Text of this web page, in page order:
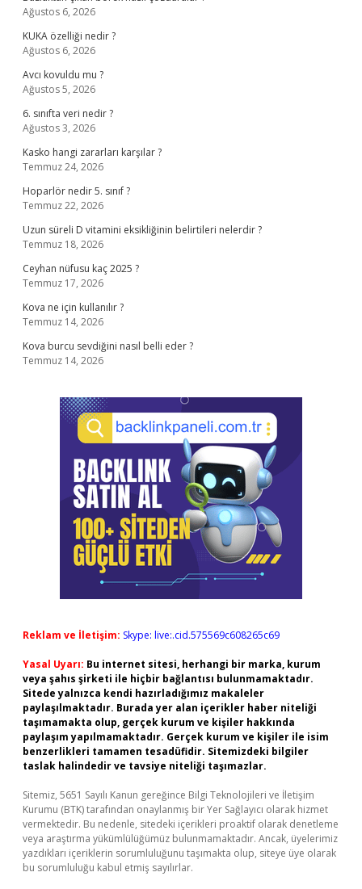
Ağustos 6, 2026
KUKA özelliği nedir ?
Ağustos 6, 2026
Avcı kovuldu mu ?
Ağustos 5, 2026
6. sınıfta veri nedir ?
Ağustos 3, 2026
Kasko hangi zararları karşılar ?
Temmuz 24, 2026
Hoparlör nedir 5. sınıf ?
Temmuz 22, 2026
Uzun süreli D vitamini eksikliğinin belirtileri nelerdir ?
Temmuz 18, 2026
Ceyhan nüfusu kaç 2025 ?
Temmuz 17, 2026
Kova ne için kullanılır ?
Temmuz 14, 2026
Kova burcu sevdiğini nasıl belli eder ?
Temmuz 14, 2026
Reklam ve İletişim: Skype: live:.cid.575569c608265c69
Yasal Uyarı: Bu internet sitesi, herhangi bir marka, kurum
veya şahıs şirketi ile hiçbir bağlantısı bulunmamaktadır.
Sitede yalnızca kendi hazırladığımız makaleler
paylaşılmaktadır. Burada yer alan içerikler haber niteliği
taşımamakta olup, gerçek kurum ve kişiler hakkında
paylaşım yapılmamaktadır. Gerçek kurum ve kişiler ile isim
benzerlikleri tamamen tesadüfidir. Sitemizdeki bilgiler
taslak halindedir ve tavsiye niteliği taşımazlar.
Sitemiz, 5651 Sayılı Kanun gereğince Bilgi Teknolojileri ve İletişim
Kurumu (BTK) tarafından onaylanmış bir Yer Sağlayıcı olarak hizmet
vermektedir. Bu nedenle, sitedeki içerikleri proaktif olarak denetleme
veya araştırma yükümlülüğümüz bulunmamaktadır. Ancak, üyelerimiz
yazdıkları içeriklerin sorumluluğunu taşımakta olup, siteye üye olarak
bu sorumluluğu kabul etmiş sayılırlar.